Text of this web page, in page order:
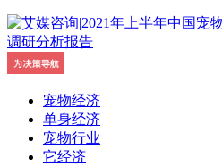
宠物经济
单身经济
宠物行业
它经济